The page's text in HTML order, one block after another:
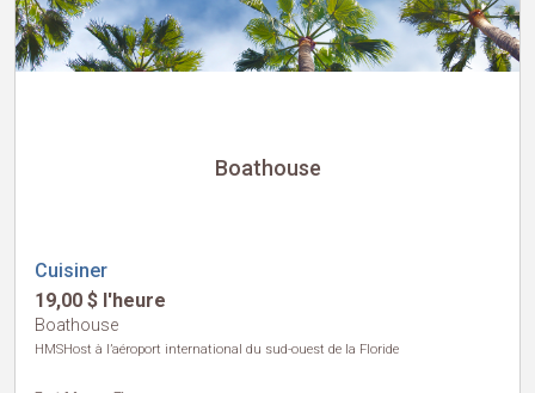
Boathouse
Cuisiner
19,00 $ l'heure
Boathouse
HMSHost à l’aéroport international du sud-ouest de la Floride